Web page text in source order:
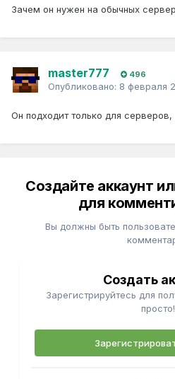
Зачем он нужен на обычных
master777 496
Опубликовано: 8 февраля
Он подходит только для
Создайте аккаунт
для
Вы должны быть
Создать
Зарегистрируйтесь для
просто!